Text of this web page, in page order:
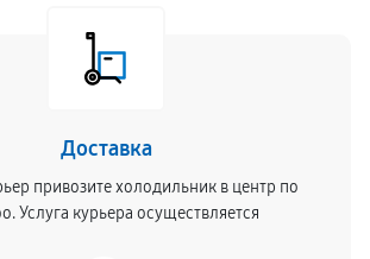
Доставка
привозите холодильник в центр по
Услуга курьера осуществляется